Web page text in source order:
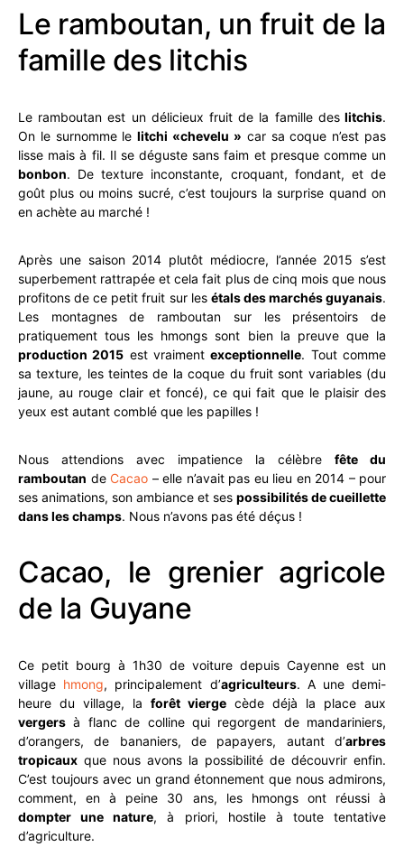
Le ramboutan, un fruit de la
famille des litchis
Le ramboutan est un délicieux fruit de la famille deslitchis.
On le surnomme lelitchi «chevelu » car sa coque n’est pas
lisse mais à fil. Il se déguste sans faim et presque comme un
bonbon. De texture inconstante, croquant, fondant, et de
goût plus ou moins sucré, c’est toujours la surprise quand on
en achète au marché !
Après une saison 2014 plutôt médiocre, l’année 2015 s’est
superbement rattrapée et cela fait plus de cinq mois que nous
profitons de ce petit fruit sur les étals des marchés guyanais.
Les montagnes de ramboutan sur les présentoirs de
pratiquement tous les hmongs sont bien la preuve que la
production 2015 est vraimentexceptionnelle. Tout comme
sa texture, les teintes de la coque du fruit sont variables (du
jaune, au rouge clair et foncé), ce qui fait que le plaisir des
yeux est autant comblé que les papilles !
Nous attendions avec impatience la célèbre fête du
ramboutan de Cacao – elle n’avait pas eu lieu en 2014 – pour
ses animations, son ambiance et ses possibilités de cueillette
dans les champs. Nous n’avons pas été déçus !
Cacao, le grenier agricole
de la Guyane
Ce petit bourg à 1h30 de voiture depuis Cayenne est un
village hmong, principalement d’agriculteurs. A une demi-
heure du village, la forêt vierge cède déjà la place aux
vergers à flanc de colline qui regorgent de mandariniers,
d’orangers, de bananiers, de papayers, autant d’arbres
tropicaux que nous avons la possibilité de découvrir enfin.
C’est toujours avec un grand étonnement que nous admirons,
comment, en à peine 30 ans, les hmongs ont réussi à
dompter une nature, à priori, hostile à toute tentative
d’agriculture.